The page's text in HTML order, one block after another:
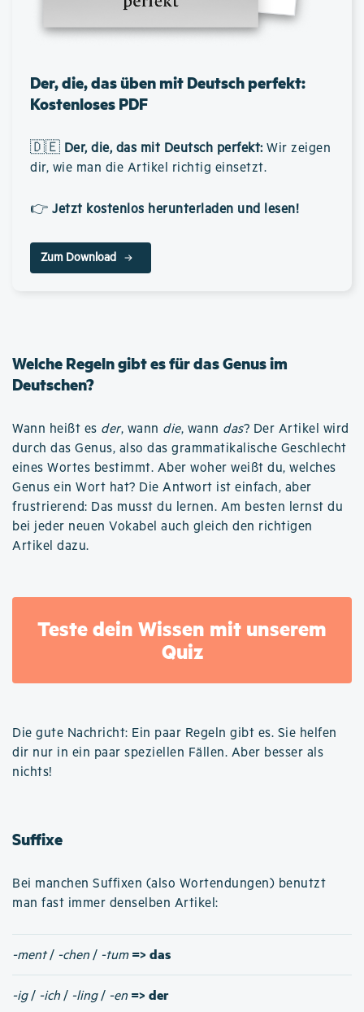
Der, die, das üben mit Deutsch perfekt:
Kostenloses PDF
🇩🇪 Der, die, das mit Deutsch perfekt: Wir zeigen
dir, wie man die Artikel richtig einsetzt.
👉 Jetzt kostenlos herunterladen und lesen!
Zum Download
Welche Regeln gibt es für das Genus im
Deutschen?
Wann heißt es der, wann die, wann das? Der Artikel wird
durch das Genus, also das grammatikalische Geschlecht
eines Wortes bestimmt. Aber woher weißt du, welches
Genus ein Wort hat? Die Antwort ist einfach, aber
frustrierend: Das musst du lernen. Am besten lernst du
bei jeder neuen Vokabel auch gleich den richtigen
Artikel dazu.
Teste dein Wissen mit unserem
Quiz
Die gute Nachricht: Ein paar Regeln gibt es. Sie helfen
dir nur in ein paar speziellen Fällen. Aber besser als
nichts!
Suffixe
Bei manchen Suffixen (also Wortendungen) benutzt
man fast immer denselben Artikel:
-ment/ -chen / -tum => das
-ig/ -ich / -ling/ -en => der